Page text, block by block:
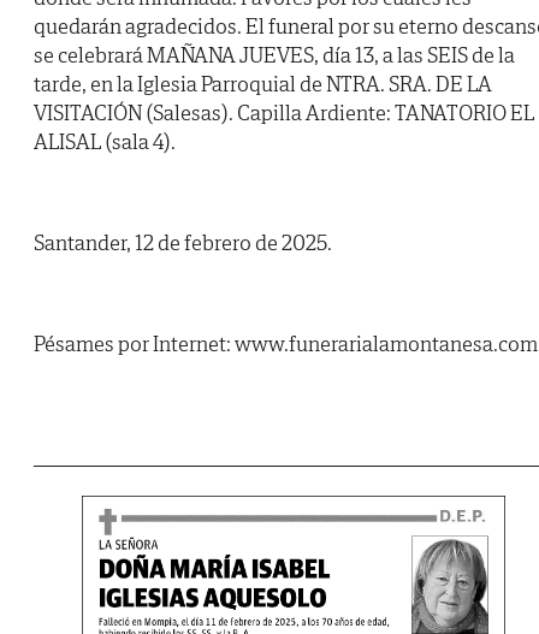
quedarán agradecidos. El funeral por su eterno
se celebrará MAÑANA JUEVES, día 13, a las SEIS de la
tarde, en la Iglesia Parroquial de NTRA. SRA. DE LA
VISITACIÓN (Salesas). Capilla Ardiente: TANATORIO EL
ALISAL (sala 4).
Santander, 12 de febrero de 2025.
Pésames por Internet: www.funerarialamontanesa.com